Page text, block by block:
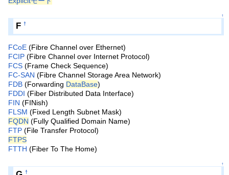
↑
F †
FCoE (Fibre Channel over Ethernet)
FCIP (Fibre Channel over Internet Protocol)
FCS (Frame Check Sequence)
FC-SAN (Fibre Channel Storage Area Network)
FDB (Forwarding DataBase)
FDDI (Fiber Distributed Data Interface)
FIN (FINish)
FLSM (Fixed Length Subnet Mask)
FQDN (Fully Qualified Domain Name)
FTP (File Transfer Protocol)
FTPS
FTTH (Fiber To The Home)
↑
†